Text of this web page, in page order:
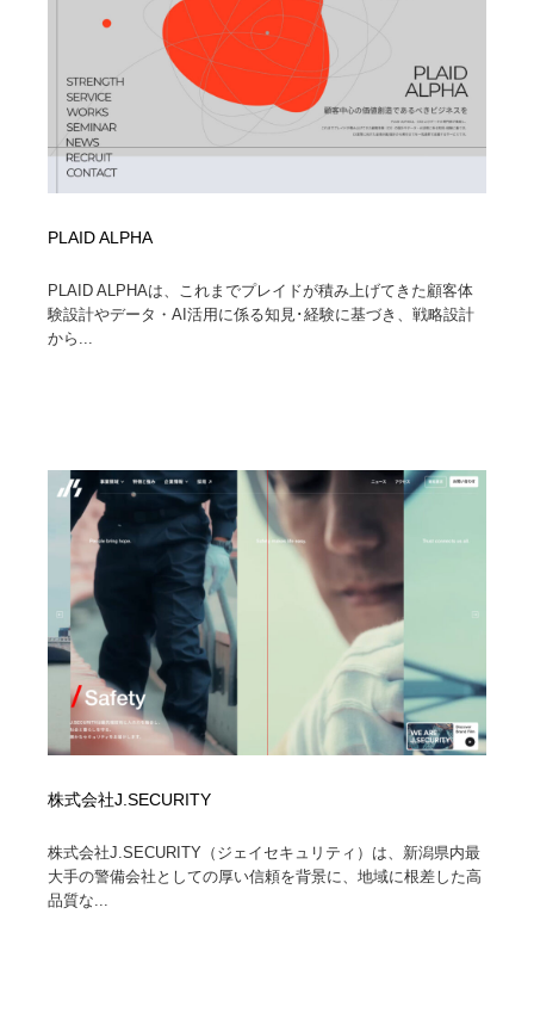
PLAID ALPHA
PLAID ALPHAは、これまでプレイドが積み上げてきた顧客体
験設計やデータ・AI活用に係る知見･経験に基づき、戦略設計
から...
株式会社J.SECURITY
株式会社J.SECURITY（ジェイセキュリティ）は、新潟県内最
大手の警備会社としての厚い信頼を背景に、地域に根差した高
品質な...